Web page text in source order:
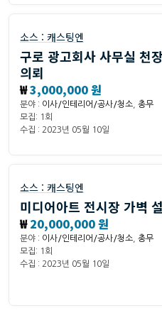
소스 : 캐스팅엔
구로 광고회사 사무실 천
의뢰
₩3,000,000 원
분야 : 이사/인테리어/공사/청소 총무
모집: 1회
수집 : 2023년 05월 10일
소스 : 캐스팅엔
미디어아트 전시장 가벽
₩20,000,000 원
분야 : 이사/인테리어/공사/청소 총무
모집: 1회
수집 : 2023년 05월 10일